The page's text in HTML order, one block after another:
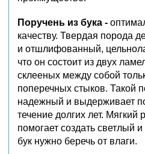
Поручень из бука -
качеству. Твердая порода
и отшлифованный,
что он состоит из двух
склееных между собой
поперечных стыков. Такой
надежный и выдерживает
течение долгих лет. Мягкий
помогает создать светлый
бук нужно беречь от влаги.